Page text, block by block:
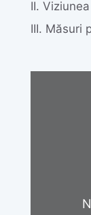
II.
III. Măsuri